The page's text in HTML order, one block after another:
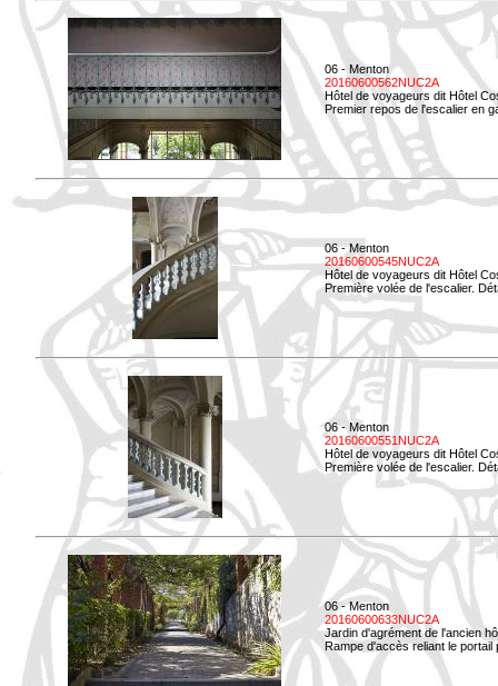
06 - Menton
20160600562NUC2A
Hôtel de voyageurs dit Hôtel
Premier repos de l'escalier en
06 - Menton
20160600545NUC2A
Hôtel de voyageurs dit Hôtel
Première volée de l'escalier.
06 - Menton
20160600551NUC2A
Hôtel de voyageurs dit Hôtel
Première volée de l'escalier.
06 - Menton
20160600633NUC2A
Jardin d'agrément de l'ancien
Rampe d'accès reliant le portail